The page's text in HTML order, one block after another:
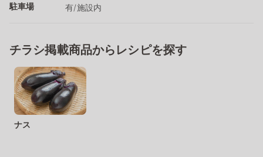
駐車場 有/施設内
チラシ掲載商品からレシピを探す
ナス